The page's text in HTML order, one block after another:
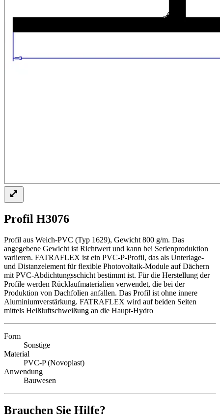
Profil H3076
Profil aus Weich-PVC (Typ 1629), Gewicht 800 g/m. Das
angegebene Gewicht ist Richtwert und kann bei Serienproduktion
variieren. FATRAFLEX ist ein PVC-P-Profil, das als Unterlage-
und Distanzelement für flexible Photovoltaik-Module auf Dächern
mit PVC-Abdichtungsschicht bestimmt ist. Für die Herstellung der
Profile werden Rücklaufmaterialien verwendet, die bei der
Produktion von Dachfolien anfallen. Das Profil ist ohne innere
Aluminiumverstärkung. FATRAFLEX wird auf beiden Seiten
mittels Heißluftschweißung an die Haupt-Hydro
Form
Sonstige
Material
PVC-P (Novoplast)
Anwendung
Bauwesen
Brauchen Sie Hilfe?